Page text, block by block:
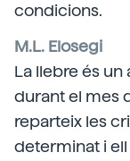
condicions.
M.L. Elosegi
La llebre és
durant el mes
reparteix les
determinat i ell